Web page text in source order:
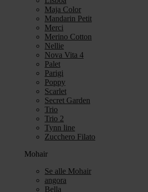
Maja Color
Mandarin Petit
Merci
Merino Cotton
Nellie
Nova Vita 4
Palet
Parigi
Poppy
Scarlet
Secret Garden
Trio
Trio 2
Tynn line
Zucchero Filato
Mohair
Se alle Mohair
angora
Bella